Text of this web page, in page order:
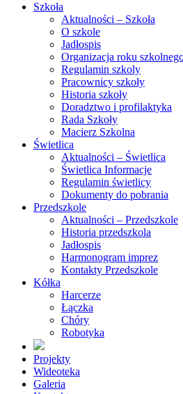
Szkoła
Aktualności – Szkoła
O szkole
Jadłospis
Organizacja roku
Regulamin szkoly
Pracownicy szkoły
Historia szkoły
Doradztwo i profilaktyka
Rada Szkoły
Macierz Szkolna
Świetlica
Aktualności – Świetlica
Świetlica Informacje
Regulamin świetlicy
Dokumenty do pobrania
Przedszkole
Aktualności – Przedszkole
Historia przedszkola
Jadłospis
Harmonogram imprez
Kontakty Przedszkole
Kółka
Harcerze
Łączka
Chóry
Robotyka
Projekty
Wideoteka
Galeria